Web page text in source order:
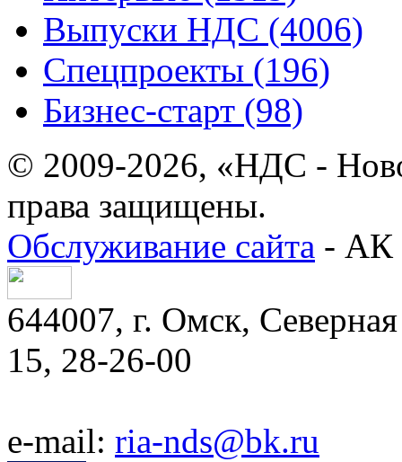
Выпуски НДС (4006)
Спецпроекты (196)
Бизнес-старт (98)
© 2009-2026, «НДС -
права защищены.
Обслуживание сайта - АК
644007, г. Омск,
15, 28-26-00
e-mail: ria-nds@bk.ru